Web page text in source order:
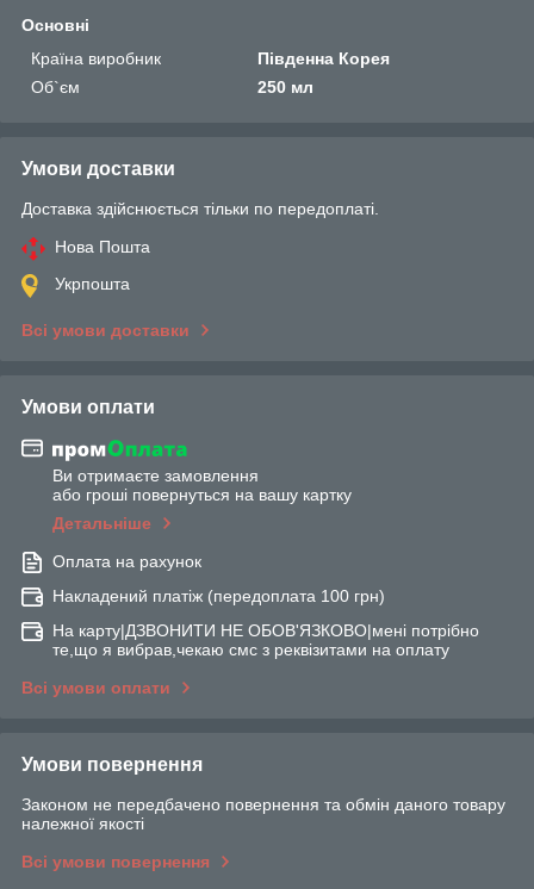
Основні
Країна виробник
Південна Корея
Об`єм
250 мл
Умови доставки
Доставка здійснюється тільки по передоплаті.
Нова Пошта
Укрпошта
Всі умови доставки
Умови оплати
Ви отримаєте замовлення
або гроші повернуться на вашу картку
Детальніше
Оплата на рахунок
Накладений платіж (передоплата 100 грн)
На карту|ДЗВОНИТИ НЕ ОБОВ'ЯЗКОВО|мені потрібно
те,що я вибрав,чекаю смс з реквізитами на оплату
Всі умови оплати
Умови повернення
Законом не передбачено повернення та обмін даного товару
належної якості
Всі умови повернення